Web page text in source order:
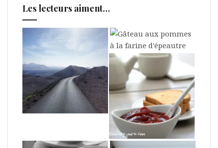
Les lecteurs aiment…